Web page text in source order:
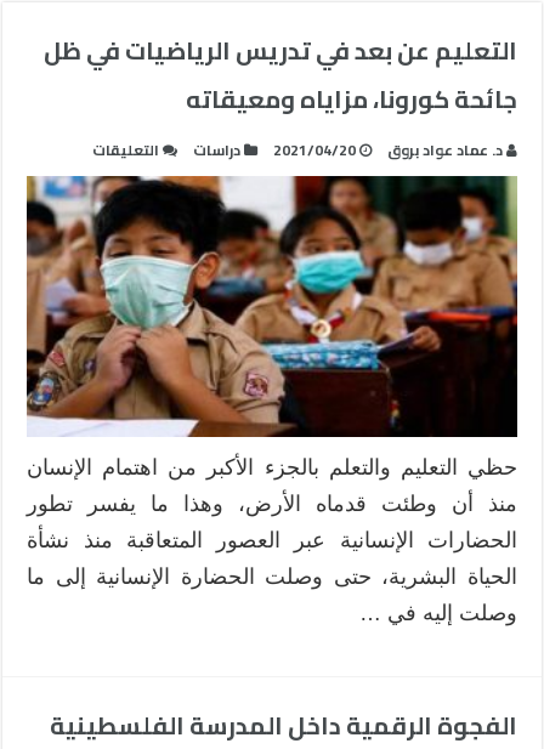
التعليم عن بعد في تدريس الرياضيات في ظل
جائحة كورونا، مزاياه ومعيقاته
د. عماد عواد بروق 2021/04/20 دراسات التعليقات
التعليم
عن
بعد
في
تدريس
الرياضيات
في
ظل
جائحة
كورونا،
مزاياه
ومعيقاته
مغلقة
حظي التعليم والتعلم بالجزء الأكبر من اهتمام الإنسان
منذ أن وطئت قدماه الأرض، وهذا ما يفسر تطور
الحضارات الإنسانية عبر العصور المتعاقبة منذ نشأة
الحياة البشرية، حتى وصلت الحضارة الإنسانية إلى ما
وصلت إليه في …
الفجوة الرقمية داخل المدرسة الفلسطينية